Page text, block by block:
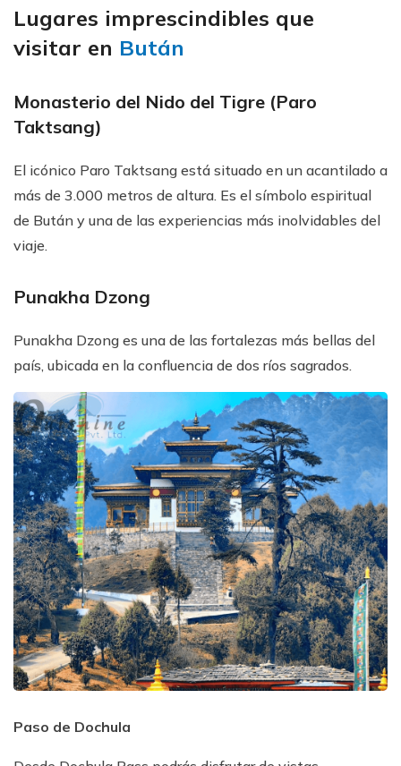
Lugares imprescindibles que
visitar en Bután
Monasterio del Nido del Tigre (Paro
Taktsang)
El icónico Paro Taktsang está situado en un acantilado a
más de 3.000 metros de altura. Es el símbolo espiritual
de Bután y una de las experiencias más inolvidables del
viaje.
Punakha Dzong
Punakha Dzong es una de las fortalezas más bellas del
país, ubicada en la confluencia de dos ríos sagrados.
Paso de Dochula